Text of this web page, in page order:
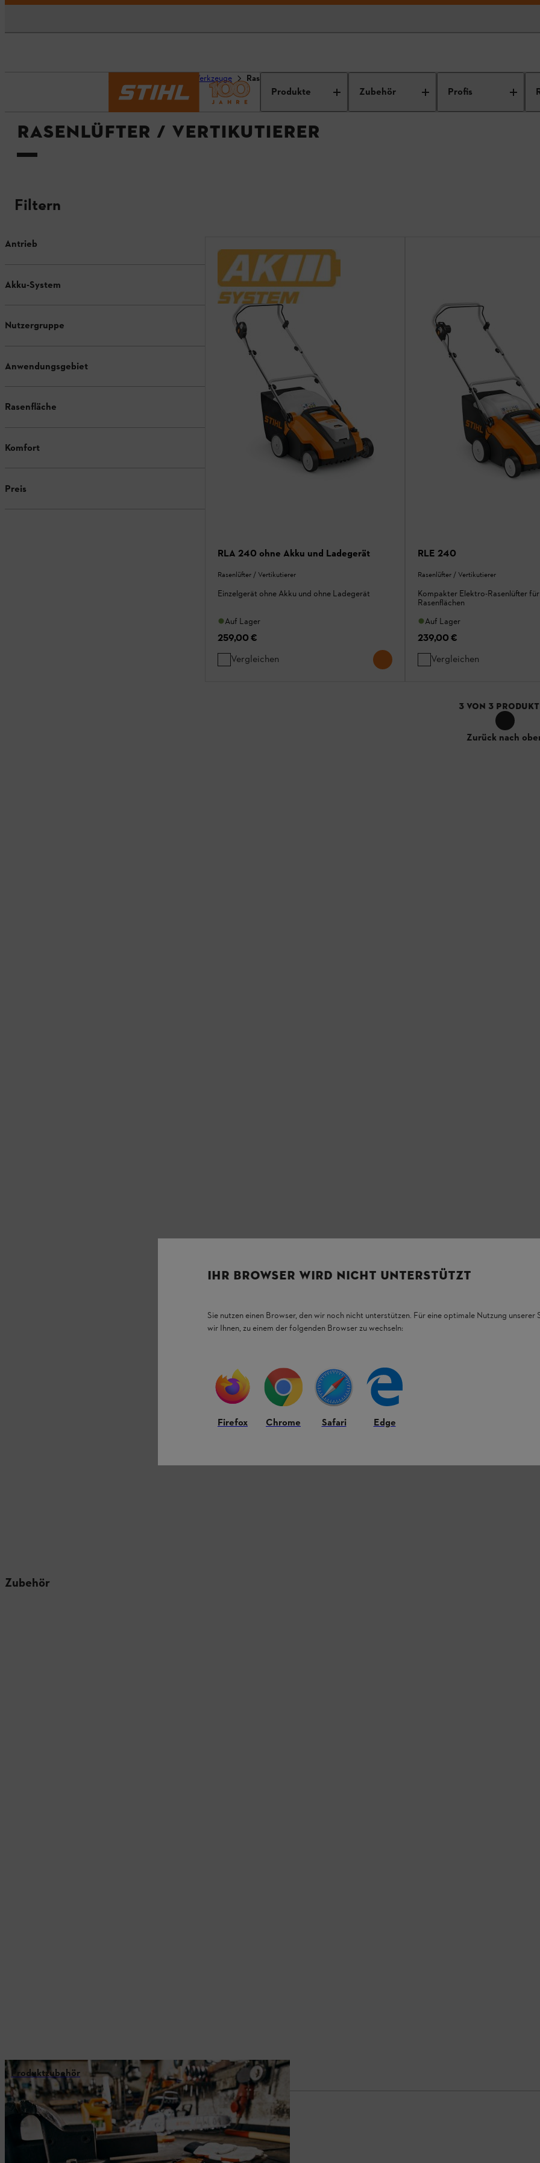
Produkte Zubehör Profis
Geräte & Werkzeuge Rasenlüfter / Vertikutierer
RASENLÜFTER / VERTIKUTIERER
Filtern
Antrieb
Akku-System
Nutzergruppe
Anwendungsgebiet
Rasenfläche
Komfort
Preis
RLA 240 ohne Akku und Ladegerät
Rasenlüfter / Vertikutierer
Einzelgerät ohne Akku und ohne Ladegerät
Auf Lager
259,00 €
Vergleichen
RLE 240
Rasenlüfter / Vertikutierer
Kompakter Elektro-Rasenlüfter
Rasenflächen
Auf Lager
239,00 €
Vergleichen
3 VON 3
Zurück nach
Zubehör
Produktzubehör
IHR BROWSER WIRD NICHT UNTERSTÜTZT
Sie nutzen einen Browser, den wir noch nicht unterstützen. Für eine optimale Nutzung unserer
wir Ihnen, zu einem der folgenden Browser zu wechseln:
Firefox Chrome Safari Edge